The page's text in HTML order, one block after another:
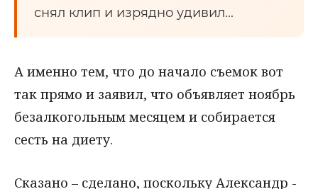
снял клип и изрядно удивил...
А именно тем, что до начало съемок вот
так прямо и заявил, что объявляет ноябрь
безалкогольным месяцем и собирается
сесть на диету.
Сказано – сделано, поскольку Александр -